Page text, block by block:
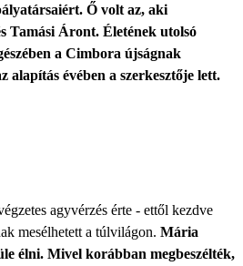
Ő volt az, aki
Tamási Áront. Életének utolsó
a Cimbora újságnak
alapítás évében a szerkesztője lett.
agyvérzés érte - ettől kezdve
mesélhetett a túlvilágon. Mária
élni. Mivel korábban megbeszélték,